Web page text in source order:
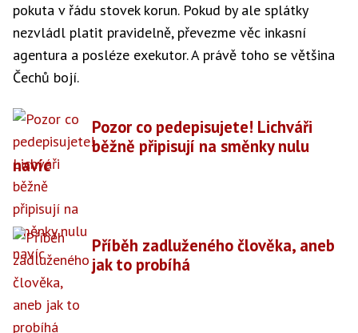
pokuta v řádu stovek korun. Pokud by ale splátky
nezvládl platit pravidelně, převezme věc inkasní
agentura a posléze exekutor. A právě toho se většina
Čechů bojí.
Pozor co pedepisujete! Lichváři
běžně připisují na směnky nulu
navíc
Příběh zadluženého člověka, aneb
jak to probíhá